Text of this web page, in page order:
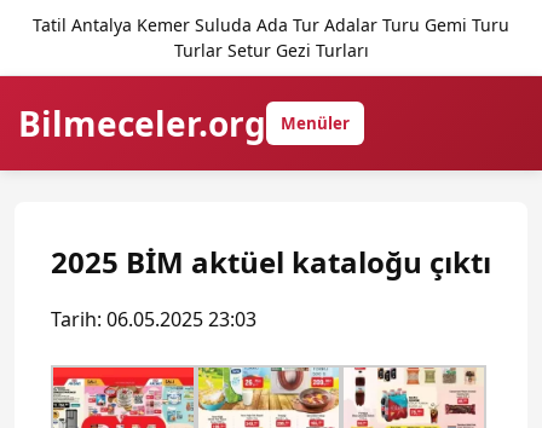
Tatil Antalya Kemer Suluda Ada Tur Adalar Turu Gemi Turu
Turlar Setur Gezi Turları
Bilmeceler.org Menüler
2025 BİM aktüel kataloğu çıktı
Tarih: 06.05.2025 23:03